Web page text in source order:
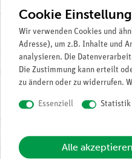
für einführende Versuche.
Daten
(mm) 37 x 18 x 22.
in 19 mm Abstand.
Cookie
Wir verwenden Cookies und
Adresse), um z.B. Inhalte und
analysieren. Die
Die Zustimmung kann erteilt
zu ändern oder zu widerrufen.
Essenziell Statistik
Alle akzeptieren